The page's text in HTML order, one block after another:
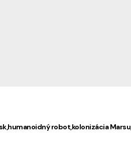
humanoidný robotkolonizácia Marsu